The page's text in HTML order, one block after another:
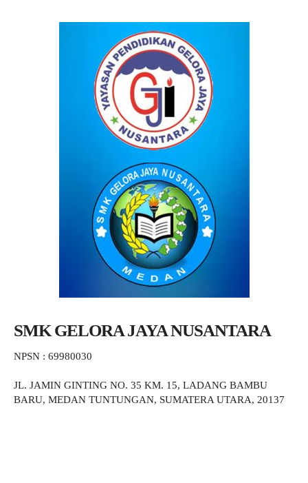
SMK GELORA JAYA NUSANTARA
NPSN : 69980030
JL. JAMIN GINTING NO. 35 KM. 15, LADANG BAMBU
BARU, MEDAN TUNTUNGAN, SUMATERA UTARA, 20137